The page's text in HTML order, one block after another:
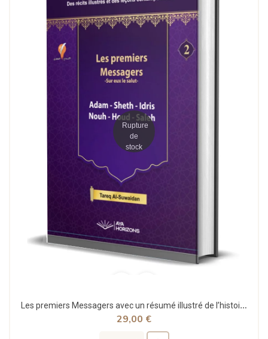
Rupture
de
stock
Les premiers Messagers avec un résumé illustré de l’histoire du Monde - Tareq Al-Suwaidan - Aya...
29,00 €